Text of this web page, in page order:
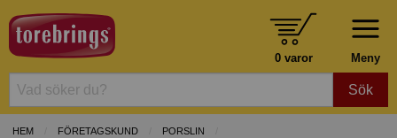
Meny
0 varor
Sök
HEM FÖRETAGSKUND
PORSLIN